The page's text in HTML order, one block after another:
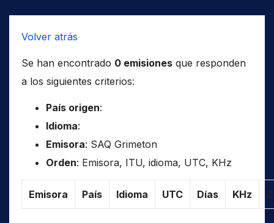
Volver atrás
Se han encontrado 0 emisiones que responden
a los siguientes criterios:
País origen:
Idioma:
Emisora: SAQ Grimeton
Orden: Emisora, ITU, idioma, UTC, KHz
Emisora País Idioma UTC Días KHz